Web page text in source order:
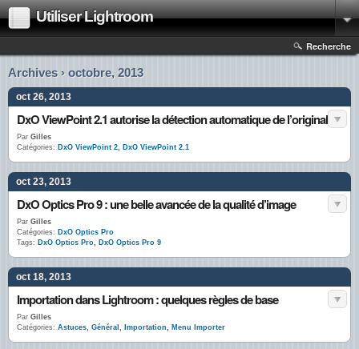
Utiliser Lightroom
Recherche
Archives › octobre, 2013
oct 26, 2013
DxO ViewPoint 2.1 autorise la détection automatique de l’original
Par Gilles
Catégories: DxO ViewPoint 2, DxO ViewPoint 2.1
oct 23, 2013
DxO Optics Pro 9 : une belle avancée de la qualité d’image
Par Gilles
Catégories: DxO Optics Pro
Tags: DxO Optics Pro, DxO Optics Pro 9
oct 18, 2013
Importation dans Lightroom : quelques règles de base
Par Gilles
Catégories: Astuces, Général , Importation, Menu Importer